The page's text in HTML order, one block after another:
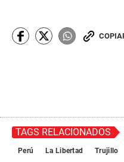
TAGS RELACIONADOS
Perú La Libertad Trujillo